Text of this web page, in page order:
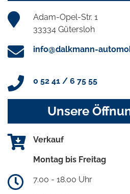
Adam-Opel-Str. 1
33334 Gütersloh
info@dalkmann-
0 52 41 / 6 75 55
Unsere
Verkauf
Montag bis Freitag
7.00 - 18.00 Uhr